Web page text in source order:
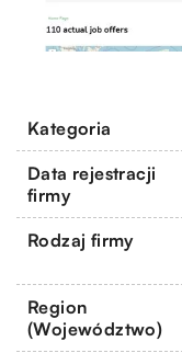
Kategoria
Data rejestracji
firmy
Rodzaj firmy
Region
(Województwo)